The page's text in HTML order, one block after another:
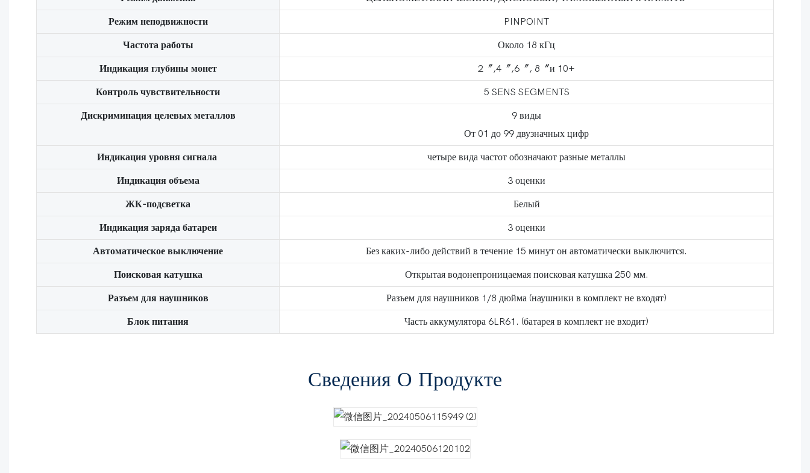
Режим неподвижности PINPOINT
Частота работы Около 18 кГц
Индикация глубины монет 2〞,4〞,6〞, 8〞и 10+
Контроль чувствительности 5 SENS SEGMENTS
Дискриминация целевых металлов
9 виды
От 01 до 99 двузначных цифр
Индикация уровня сигнала четыре вида частот обозначают разные металлы
Индикация объема 3 оценки
ЖК-подсветка Белый
Индикация заряда батареи 3 оценки
Автоматическое выключение Без каких-либо действий в течение 15 минут он автоматически выключится.
Поисковая катушка Открытая водонепроницаемая поисковая катушка 250 мм.
Разъем для наушников Разъем для наушников 1/8 дюйма (наушники в комплект не входят)
Блок питания Часть аккумулятора 6LR61. (батарея в комплект не входит)
Сведения О Продукте